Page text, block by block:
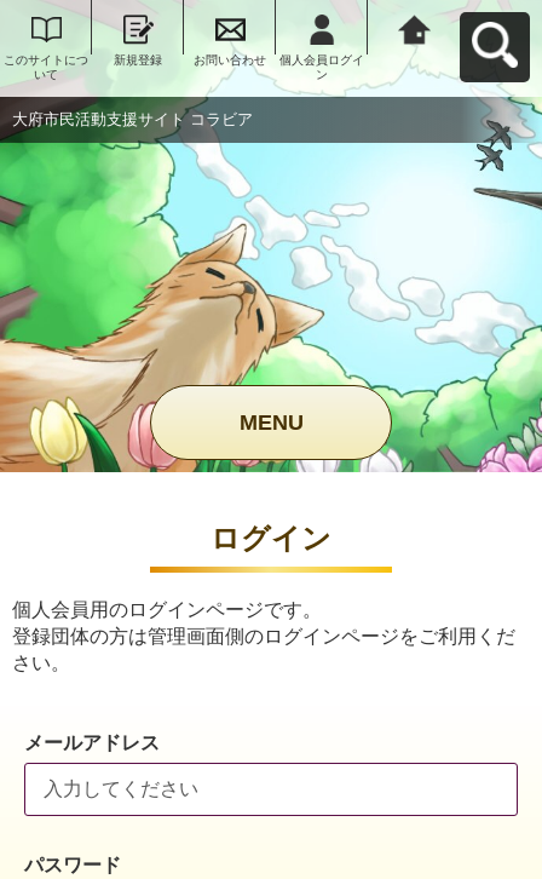
このサイトにつ
いて
新規登録 お問い合わせ
個人会員ログイ
ン
大府市民活動支
援サイト コラビ
アへ戻る
大府市民活動支援サイト コラビア
MENU
ログイン
個人会員用のログインページです。
登録団体の方は管理画面側のログインページをご利用くだ
さい。
メールアドレス
パスワード